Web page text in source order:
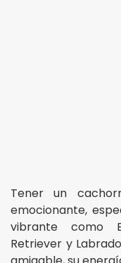
Tener un
emocionante,
vibrante como
Retriever y